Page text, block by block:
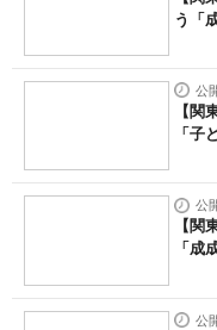
う「
公
【関
「子
公
【関
「成
公